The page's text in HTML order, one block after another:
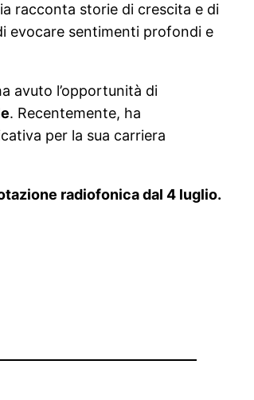
racconta storie di crescita e di
evocare sentimenti profondi e
avuto l’opportunità di
. Recentemente, ha
per la sua carriera
radiofonica dal 4 luglio.